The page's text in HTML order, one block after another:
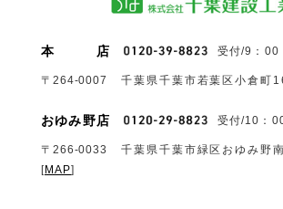
本 店 受付/9：00
〒264-0007 千葉県千葉市若葉区小倉町
おゆみ野店 受付/10：
〒266-0033
千葉県千葉市緑区おゆみ野
[MAP]